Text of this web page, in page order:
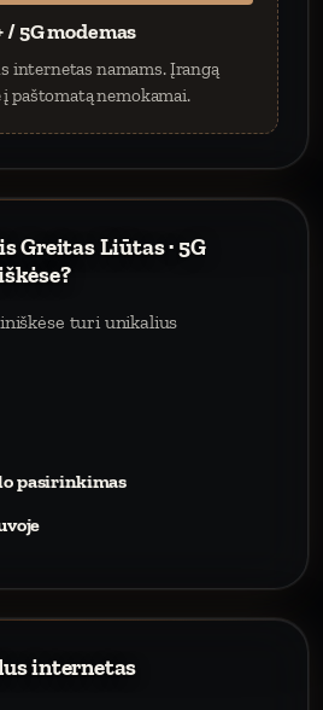
/ 5G modemas
internetas namams. Įrangą
paštomatą nemokamai.
Greitas Liūtas · 5G
turi unikalius
pasirinkimas
internetas